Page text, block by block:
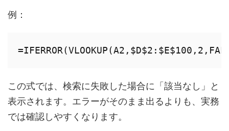
例：
この式では、検索に失敗した場合に「該当なし」と
表示されます。エラーがそのまま出るよりも、実務
では確認しやすくなります。